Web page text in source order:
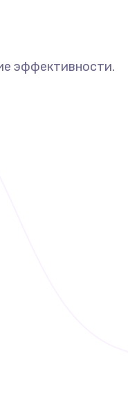
эффективности.